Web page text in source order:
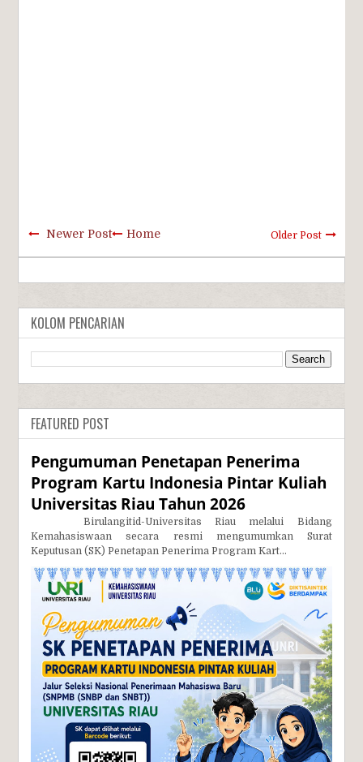
Newer Post Older Post
Home
KOLOM PENCARIAN
FEATURED POST
Pengumuman Penetapan Penerima
Program Kartu Indonesia Pintar Kuliah
Universitas Riau Tahun 2026
Birulangitid-Universitas Riau melalui Bidang
Kemahasiswaan secara resmi mengumumkan Surat
Keputusan (SK) Penetapan Penerima Program Kart...